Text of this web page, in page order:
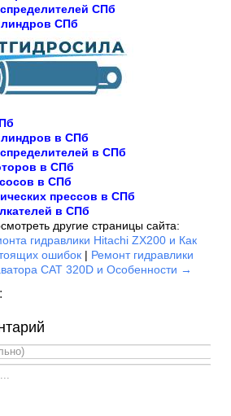
СПб
СПб
в СПб
в СПб
в СПб
в СПб
прессов в СПб
в СПб
другие страницы сайта:
гидравлики Hitachi ZX200 и Как
ошибок | Ремонт гидравлики
CAT 320D и Особенности →